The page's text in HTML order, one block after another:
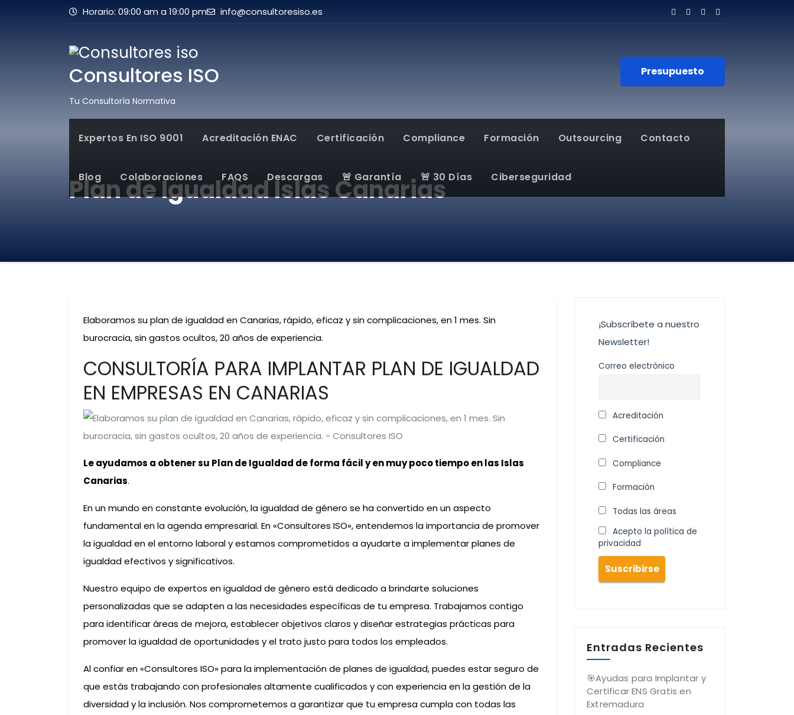
Horario: 09:00 am a 19:00 pm info@consultoresiso.es
Consultores ISO
Tu Consultoría Normativa
Presupuesto
Expertos En ISO 9001 Acreditación ENAC Certificación Compliance Formación Outsourcing Contacto
Blog Colaboraciones FAQS Descargas 🚨 Garantía 🚨 30 Días Ciberseguridad
Plan de Igualdad Islas Canarias
Elaboramos su plan de igualdad en Canarias, rápido, eficaz y sin complicaciones, en 1 mes. Sin
burocracia, sin gastos ocultos, 20 años de experiencia.
CONSULTORÍA PARA IMPLANTAR PLAN DE IGUALDAD
EN EMPRESAS EN CANARIAS
Le ayudamos a obtener su Plan de Igualdad de forma fácil y en muy poco tiempo en las Islas
Canarias.
En un mundo en constante evolución, la igualdad de género se ha convertido en un aspecto
fundamental en la agenda empresarial. En «Consultores ISO», entendemos la importancia de promover
la igualdad en el entorno laboral y estamos comprometidos a ayudarte a implementar planes de
igualdad efectivos y significativos.
Nuestro equipo de expertos en igualdad de género está dedicado a brindarte soluciones
personalizadas que se adapten a las necesidades específicas de tu empresa. Trabajamos contigo
para identificar áreas de mejora, establecer objetivos claros y diseñar estrategias prácticas para
promover la igualdad de oportunidades y el trato justo para todos los empleados.
Al confiar en «Consultores ISO» para la implementación de planes de igualdad, puedes estar seguro de
que estás trabajando con profesionales altamente cualificados y con experiencia en la gestión de la
diversidad y la inclusión. Nos comprometemos a garantizar que tu empresa cumpla con todas las
¡Subscríbete a nuestro
Newsletter!
Correo electrónico
Acreditación
Certificación
Compliance
Formación
Todas las áreas
Acepto la política de
privacidad
Entradas Recientes
🎯Ayudas para Implantar y
Certificar ENS Gratis en
Extremadura